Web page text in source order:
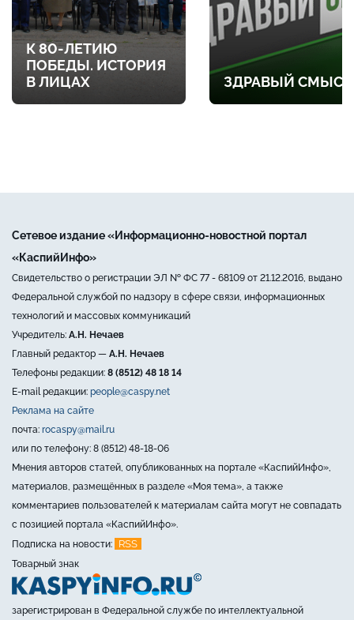
К 80-ЛЕТИЮ
ПОБЕДЫ. ИСТОРИЯ
В ЛИЦАХ
ЗДРАВЫЙ СМЫСЛ
Сетевое издание «Информационно-новостной портал
«КаспийИнфо»
Свидетельство о регистрации ЭЛ № ФС 77 - 68109 от 21.12.2016, выдано
Федеральной службой по надзору в сфере связи, информационных
технологий и массовых коммуникаций
Учредитель: А.Н. Нечаев
Главный редактор — А.Н. Нечаев
Телефоны редакции: 8 (8512) 48 18 14
E-mail редакции: people@caspy.net
Реклама на сайте
почта: rocaspy@mail.ru
или по телефону: 8 (8512) 48-18-06
Мнения авторов статей, опубликованных на портале «КаспийИнфо»,
материалов, размещённых в разделе «Моя тема», а также
комментариев пользователей к материалам сайта могут не совпадать
с позицией портала «КаспийИнфо».
Подписка на новости:
RSS
Товарный знак
зарегистрирован в Федеральной службе по интеллектуальной